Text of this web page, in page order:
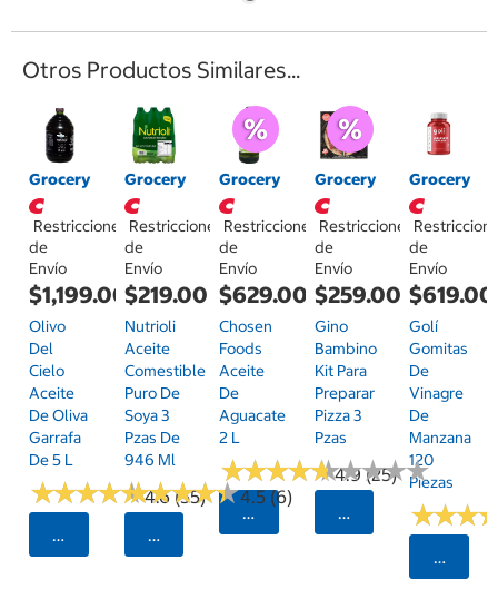
Otros Productos Similares...
Grocery
Restricciones
de
Envío
$1,199.00
Olivo
Del
Cielo
Aceite
De Oliva
Garrafa
De 5 L
★★★★★
★★★★★4.6 (55)
Seleccionar Código Postal
Grocery
Restricciones
de
Envío
$219.00
Nutrioli
Aceite
Comestible
Puro De
Soya 3
Pzas De
946 Ml
★★★★★
★★★★★4.5 (6)
Seleccionar Código Postal
Grocery
Restricciones
de
Envío
$629.00
Chosen
Foods
Aceite
De
Aguacate
2 L
★★★★★
★★★★★4.9 (25)
Seleccionar Código Postal
Grocery
Restricciones
de
Envío
$259.00
Gino
Bambino
Kit Para
Preparar
Pizza 3
Pzas
★★★★★
★★★★★
Seleccionar
Grocery
de
Envío
$619.00
Golí
Gomitas
De
Vinagre
De
Manzana
120
Piezas
★★★
★★★